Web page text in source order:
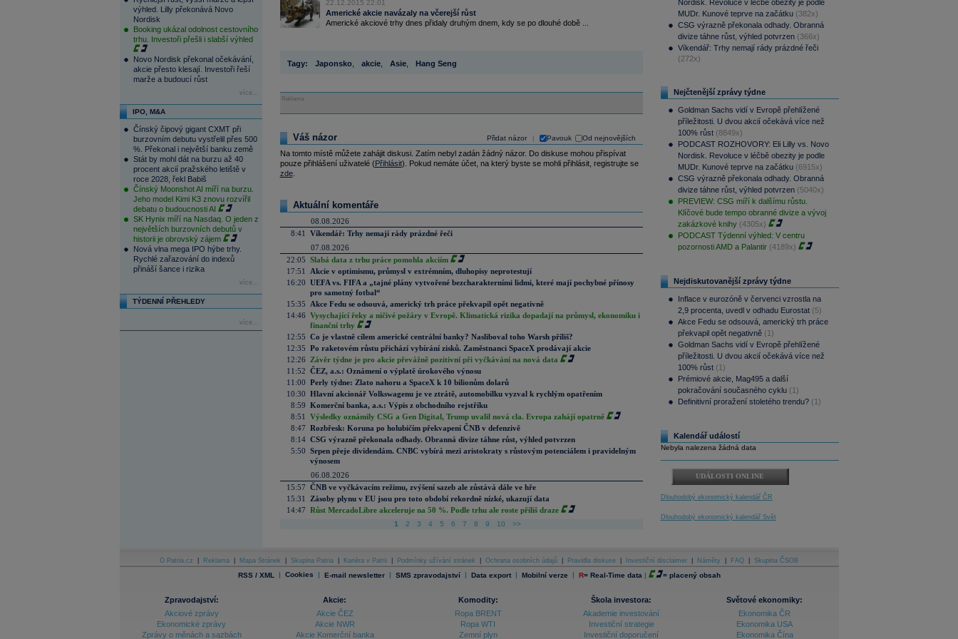
výhled. Lilly překonává Novo
Nordisk
Booking ukázal odolnost cestovního
trhu. Investoři přešli i slabší výhled
Novo Nordisk překonal očekávání,
akcie přesto klesají. Investoři řeší
marže a budoucí růst
více...
IPO, M&A
Čínský čipový gigant CXMT při
burzovním debutu vystřelil přes 500
%. Překonal i největší banku země
Stát by mohl dát na burzu až 40
procent akcií pražského letiště v
roce 2028, řekl Babiš
Čínský Moonshot AI míří na burzu.
Jeho model Kimi K3 znovu rozvířil
debatu o budoucnosti AI
SK Hynix míří na Nasdaq. O jeden z
největších burzovních debutů v
historii je obrovský zájem
Nová vlna mega IPO hýbe trhy.
Rychlé zařazování do indexů
přináší šance i rizika
více...
TÝDENNÍ PŘEHLEDY
více...
22.12.2015 22:01
Americké akcie navázaly na včerejší růst
Americké akciové trhy dnes přidaly druhým dnem, kdy se po dlouhé době ...
Tagy: Japonsko, akcie, Asie, Hang Seng
Reklama
Přidat názor Pavouk Od nejnovějších
Váš názor
Na tomto místě můžete zahájit diskusi. Zatím nebyl zadán žádný názor. Do diskuse mohou přispívat
pouze přihlášení uživatelé (Přihlásit). Pokud nemáte účet, na který byste se mohli přihlásit, registrujte se
zde.
Aktuální komentáře
08.08.2026
8:41
Víkendář: Trhy nemají rády prázdné řeči
07.08.2026
22:05 Slabá data z trhu práce pomohla akciím
17:51
Akcie v optimismu, průmysl v extrémním, dluhopisy neprotestují
16:20 UEFA vs. FIFA a „tajné plány vytvořené bezcharakterními lidmi, které mají pochybné přínosy
pro samotný fotbal“
15:35
Akce Fedu se odsouvá, americký trh práce překvapil opět negativně
14:46 Vysychající řeky a ničivé požáry v Evropě. Klimatická rizika dopadají na průmysl, ekonomiku i
finanční trhy
12:55 Co je vlastně cílem americké centrální banky? Nasliboval toho Warsh příliš?
12:35 Po raketovém růstu přichází vybírání zisků. Zaměstnanci SpaceX prodávají akcie
12:26
Závěr týdne je pro akcie převážně pozitivní při vyčkávání na nová data
11:52 ČEZ, a.s.: Oznámení o výplatě úrokového výnosu
11:00 Perly týdne: Zlato nahoru a SpaceX k 10 bilionům dolarů
10:30 Hlavní akcionář Volkswagenu je ve ztrátě, automobilku vyzval k rychlým opatřením
8:59 Komerční banka, a.s.: Výpis z obchodního rejstříku
8:51
Výsledky oznámily CSG a Gen Digital, Trump uvalil nová cla. Evropa zahájí opatrně
8:47 Rozbřesk: Koruna po holubičím překvapení ČNB v defenzivě
8:14 CSG výrazně překonala odhady. Obranná divize táhne růst, výhled potvrzen
5:50 Srpen přeje dividendám. CNBC vybírá mezi aristokraty s růstovým potenciálem i pravidelným
výnosem
06.08.2026
15:57 ČNB ve vyčkávacím režimu, zvýšení sazeb ale zůstává dále ve hře
15:31
Zásoby plynu v EU jsou pro toto období rekordně nízké, ukazují data
14:47 Růst MercadoLibre akceleruje na 50 %. Podle trhu ale roste příliš draze
1 2 3 4 5 6 7 8 9 10 >>
Nordisk. Revoluce v léčbě obezity je podle
MUDr. Kunové teprve na začátku (382x)
CSG výrazně překonala odhady. Obranná
divize táhne růst, výhled potvrzen (366x)
Víkendář: Trhy nemají rády prázdné řeči
(272x)
Nejčtenější zprávy týdne
Goldman Sachs vidí v Evropě přehlížené
příležitosti. U dvou akcií očekává více než
100% růst (8849x)
PODCAST ROZHOVORY: Eli Lilly vs. Novo
Nordisk. Revoluce v léčbě obezity je podle
MUDr. Kunové teprve na začátku (6915x)
CSG výrazně překonala odhady. Obranná
divize táhne růst, výhled potvrzen (5040x)
PREVIEW: CSG míří k dalšímu růstu.
Klíčové bude tempo obranné divize a vývoj
zakázkové knihy (4305x)
PODCAST Týdenní výhled: V centru
pozornosti AMD a Palantir (4189x)
Nejdiskutovanější zprávy týdne
Inflace v eurozóně v červenci vzrostla na
2,9 procenta, uvedl v odhadu Eurostat (5)
Akce Fedu se odsouvá, americký trh práce
překvapil opět negativně (1)
Goldman Sachs vidí v Evropě přehlížené
příležitosti. U dvou akcií očekává více než
100% růst (1)
Prémiové akcie, Mag495 a další
pokračování současného cyklu (1)
Definitivní proražení stoletého trendu? (1)
Kalendář událostí
Nebyla nalezena žádná data
UDÁLOSTI ONLINE
Dlouhodobý ekonomický kalendář ČR
Dlouhodobý ekonomický kalendář Svět
O Patria.cz Reklama Mapa Stránek Skupina Patria Kariéra v Patrii Podmínky užívání stránek Ochrana osobních údajů Pravidla diskuse Investiční disclaimer Náměty FAQ Skupina ČSOB
RSS / XML | Cookies | E-mail newsletter | SMS zpravodajství | Data export | Mobilní verze | R= Real-Time data | = placený obsah
Zpravodajství:
Akciové zprávy
Ekonomické zprávy
Zprávy o měnách a sazbách
Akcie:
Akcie ČEZ
Akcie NWR
Akcie Komerční banka
Komodity:
Ropa BRENT
Ropa WTI
Zemní plyn
Škola investora:
Akademie investování
Investiční strategie
Investiční doporučení
Světové ekonomiky:
Ekonomika ČR
Ekonomika USA
Ekonomika Čína